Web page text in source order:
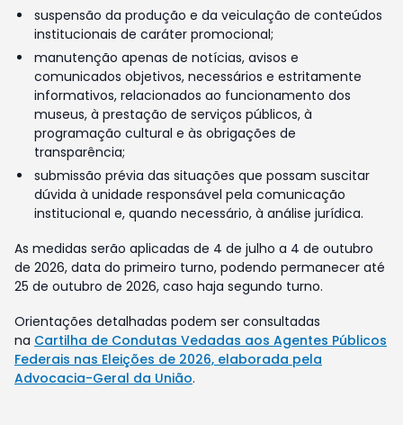
suspensão da produção e da veiculação de conteúdos
institucionais de caráter promocional;
manutenção apenas de notícias, avisos e
comunicados objetivos, necessários e estritamente
informativos, relacionados ao funcionamento dos
museus, à prestação de serviços públicos, à
programação cultural e às obrigações de
transparência;
submissão prévia das situações que possam suscitar
dúvida à unidade responsável pela comunicação
institucional e, quando necessário, à análise jurídica.
As medidas serão aplicadas de 4 de julho a 4 de outubro
de 2026, data do primeiro turno, podendo permanecer até
25 de outubro de 2026, caso haja segundo turno.
Orientações detalhadas podem ser consultadas
na Cartilha de Condutas Vedadas aos Agentes Públicos
Federais nas Eleições de 2026, elaborada pela
Advocacia-Geral da União.